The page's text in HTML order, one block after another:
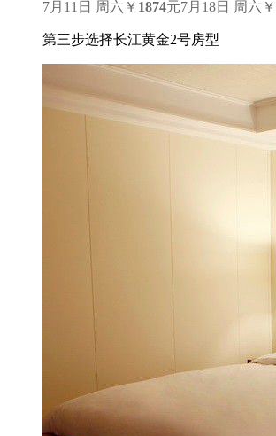
7月11日 周六 ￥ 1874元7月18日 周六 ￥
第三步选择长江黄金2号房型